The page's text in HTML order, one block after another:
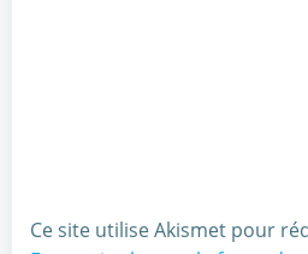
Ce site utilise Akismet pour